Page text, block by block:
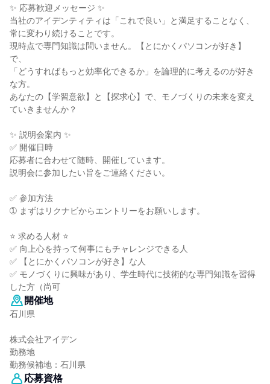
✨ 応募歓迎メッセージ ✨
当社のアイデンティティは「これで良い」と満足することなく、
常に変わり続けることです。
現時点で専門知識は問いません。【とにかくパソコンが好き】
で、
「どうすればもっと効率化できるか」を論理的に考えるのが好き
な方。
あなたの【学習意欲】と【探求心】で、モノづくりの未来を変え
ていきませんか？
✨ 説明会案内 ✨
✅ 開催日時
応募者に合わせて随時、開催しています。
説明会に参加したい旨をご連絡ください。
✅ 参加方法
➀ まずはリクナビからエントリーをお願いします。
⭐ 求める人材 ⭐
✅ 向上心を持って何事にもチャレンジできる人
✅ 【とにかくパソコンが好き】な人
✅ モノづくりに興味があり、学生時代に技術的な専門知識を習得
した方（尚可
開催地
石川県
株式会社アイデン
勤務地
勤務候補地：石川県
応募資格